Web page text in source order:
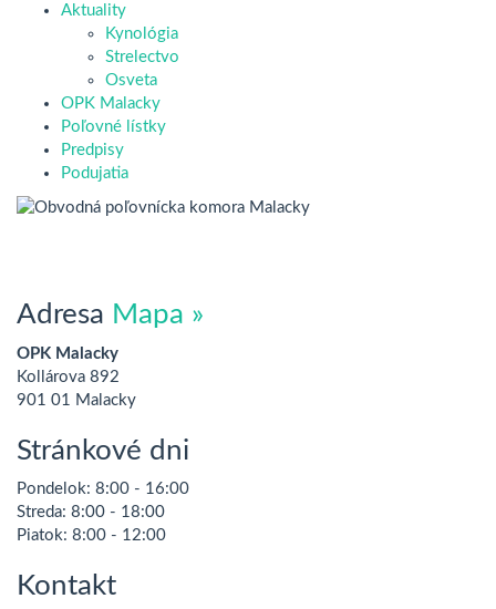
Aktuality
Kynológia
Strelectvo
Osveta
OPK Malacky
Poľovné lístky
Predpisy
Podujatia
Adresa Mapa »
OPK Malacky
Kollárova 892
901 01 Malacky
Stránkové dni
Pondelok: 8:00 - 16:00
Streda: 8:00 - 18:00
Piatok: 8:00 - 12:00
Kontakt